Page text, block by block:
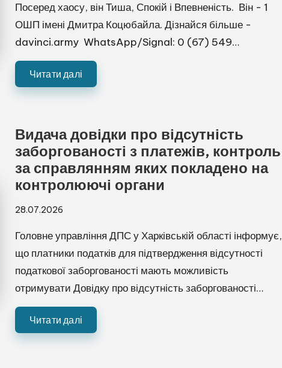
Посеред хаосу, він Тиша, Спокій і Впевненість. Він - 1
ОШП імені Дмитра Коцюбайла. Дізнайся більше -
davinci.army WhatsApp/Signal: 0 (67) 549…
Читати далі
Видача довідки про відсутність
заборгованості з платежів, контроль
за справлянням яких покладено на
контролюючі органи
28.07.2026
Головне управління ДПС у Харківській області інформує,
що платники податків для підтвердження відсутності
податкової заборгованості мають можливість
отримувати Довідку про відсутність заборгованості…
Читати далі
☀ 🌙